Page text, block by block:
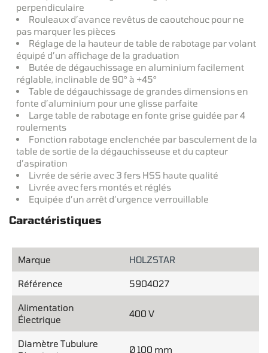
perpendiculaire
Rouleaux d’avance revêtus de caoutchouc pour ne
pas marquer les pièces
Réglage de la hauteur de table de rabotage par volant
équipé d’un affichage de la graduation
Butée de dégauchissage en aluminium facilement
réglable, inclinable de 90° à +45°
Table de dégauchissage de grandes dimensions en
fonte d’aluminium pour une glisse parfaite
Large table de rabotage en fonte grise guidée par 4
roulements
Fonction rabotage enclenchée par basculement de la
table de sortie de la dégauchisseuse et du capteur
d’aspiration
Livrée de série avec 3 fers HSS haute qualité
Livrée avec fers montés et réglés
Equipée d’un arrêt d’urgence verrouillable
Caractéristiques
Marque HOLZSTAR
Référence 5904027
Alimentation
Électrique
400 V
Diamètre Tubulure
Ø 100 mm